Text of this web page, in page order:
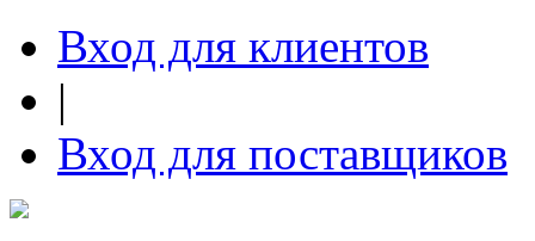
Вход для клиентов
|
Вход для поставщиков